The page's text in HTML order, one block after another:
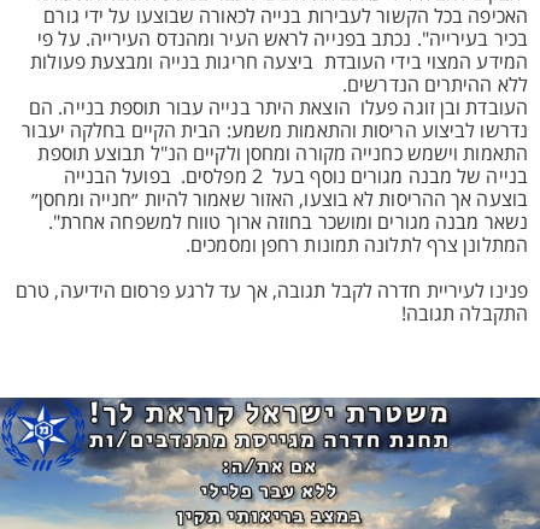
האכיפה בכל הקשור לעבירות בנייה לכאורה שבוצעו על ידי גורם
בכיר בעירייה". נכתב בפנייה לראש העיר ומהנדס העירייה. על פי
המידע המצוי בידי העובדת ביצעה חריגות בנייה ומבצעת פעולות
ללא ההיתרים הנדרשים.
העובדת ובן זוגה פעלו הוצאת היתר בנייה עבור תוספת בנייה. הם
נדרשו לביצוע הריסות והתאמות משמע: הבית הקיים בחלקה יעבור
התאמות וישמש כחנייה מקורה ומחסן ולקיים הנ"ל תבוצע תוספת
בנייה של מבנה מגורים נוסף בעל 2 מפלסים. בפועל הבנייה
בוצעה אך ההריסות לא בוצעו, האזור שאמור להיות ״חנייה ומחסן״
נשאר מבנה מגורים ומושכר בחוזה ארוך טווח למשפחה אחרת".
המתלונן צרף לתלונה תמונות רחפן ומסמכים.
פנינו לעיריית חדרה לקבל תגובה, אך עד לרגע פרסום הידיעה, טרם
התקבלה תגובה!